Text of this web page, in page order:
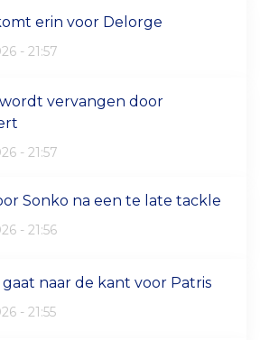
erin voor Delorge
- 21:57
vervangen door
- 21:57
Sonko na een te late tackle
- 21:56
gaat naar de kant voor Patris
- 21:55